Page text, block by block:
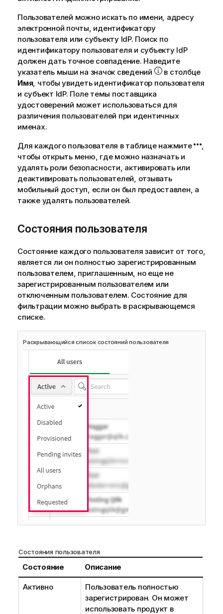
Пользователей можно искать по имени, адресу
электронной почты, идентификатору
пользователя или субъекту IdP. Поиск по
идентификатору пользователя и субъекту IdP
должен дать точное совпадение. Наведите
указатель мыши на значок сведений
в столбце
Имя, чтобы увидеть идентификатор пользователя
и субъект IdP. Поле темы поставщика
удостоверений может использоваться для
различения пользователей при идентичных
именах.
Для каждого пользователя в таблице нажмите
,
чтобы открыть меню, где можно назначать и
удалять роли безопасности, активировать или
деактивировать пользователей, отзывать
мобильный доступ, если он был предоставлен, а
также удалять пользователей.
Состояния пользователя
Состояние каждого пользователя зависит от того,
является ли он полностью зарегистрированным
пользователем, приглашенным, но еще не
зарегистрированным пользователем или
отключенным пользователем. Состояние для
фильтрации можно выбрать в раскрывающемся
списке.
Раскрывающийся список состояний пользователя
Состояния пользователя
Состояние Описание
Активно
Пользователь полностью
зарегистрирован. Он может
использовать продукт в